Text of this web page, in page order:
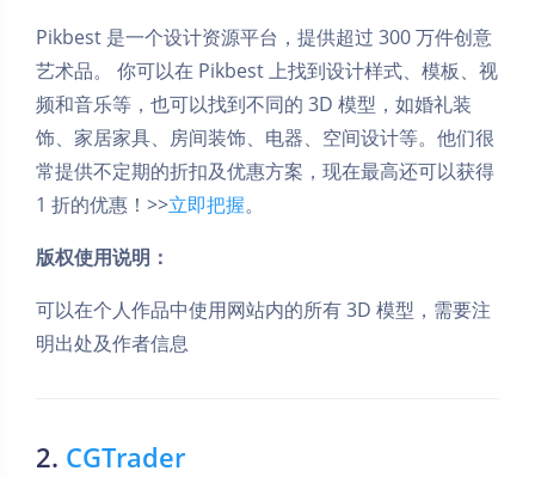
Pikbest 是一个设计资源平台，提供超过 300 万件创意
艺术品。 你可以在 Pikbest 上找到设计样式、模板、视
频和音乐等，也可以找到不同的 3D 模型，如婚礼装
饰、家居家具、房间装饰、电器、空间设计等。他们很
常提供不定期的折扣及优惠方案，现在最高还可以获得
1 折的优惠！>>立即把握。
版权使用说明：
可以在个人作品中使用网站内的所有 3D 模型，需要注
明出处及作者信息
2. CGTrader